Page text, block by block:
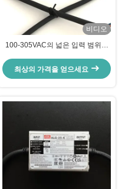
비디오
100-305VAC의 넓은 입력 범위와
버
최상의 가격을 얻으세요